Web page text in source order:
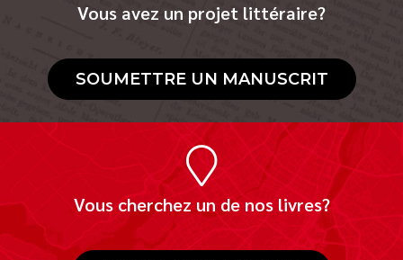
Vous avez un projet littéraire?
SOUMETTRE UN MANUSCRIT
Vous cherchez un de nos livres?